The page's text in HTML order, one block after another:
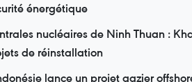
énergétique
nucléaires de Ninh Thuan :
de réinstallation
lance un projet gazier